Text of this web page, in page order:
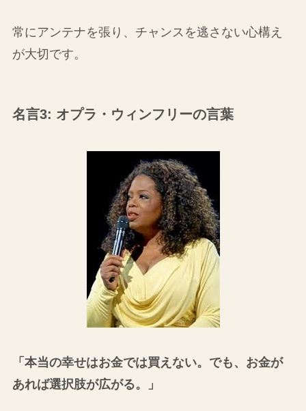
常にアンテナを張り、チャンスを逃さない心構え
が大切です。
名言3: オプラ・ウィンフリーの言葉
「本当の幸せはお金では買えない。でも、お金が
あれば選択肢が広がる。」